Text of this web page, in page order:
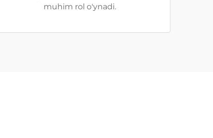
muhim rol o'ynadi.